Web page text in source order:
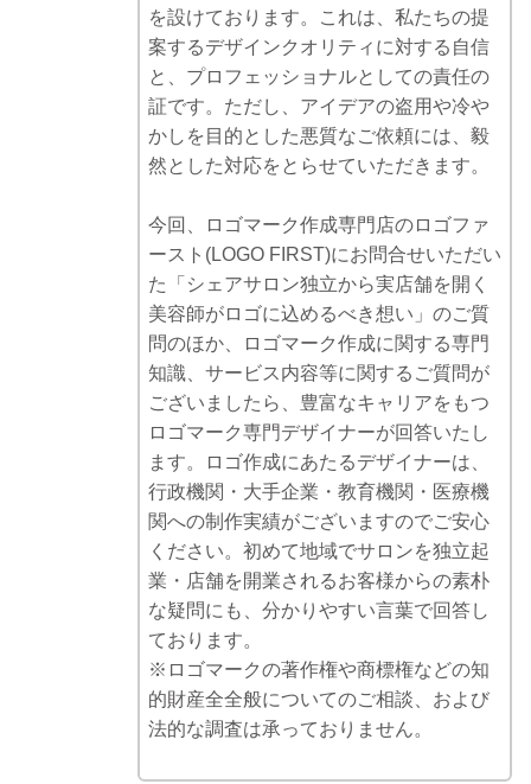
を設けております。これは、私たちの提
案するデザインクオリティに対する自信
と、プロフェッショナルとしての責任の
証です。ただし、アイデアの盗用や冷や
かしを目的とした悪質なご依頼には、毅
然とした対応をとらせていただきます。
今回、ロゴマーク作成専門店のロゴファ
ースト(LOGO FIRST)にお問合せいただい
た「シェアサロン独立から実店舗を開く
美容師がロゴに込めるべき想い」のご質
問のほか、ロゴマーク作成に関する専門
知識、サービス内容等に関するご質問が
ございましたら、豊富なキャリアをもつ
ロゴマーク専門デザイナーが回答いたし
ます。ロゴ作成にあたるデザイナーは、
行政機関・大手企業・教育機関・医療機
関への制作実績がございますのでご安心
ください。初めて地域でサロンを独立起
業・店舗を開業されるお客様からの素朴
な疑問にも、分かりやすい言葉で回答し
ております。
※ロゴマークの著作権や商標権などの知
的財産全全般についてのご相談、および
法的な調査は承っておりません。